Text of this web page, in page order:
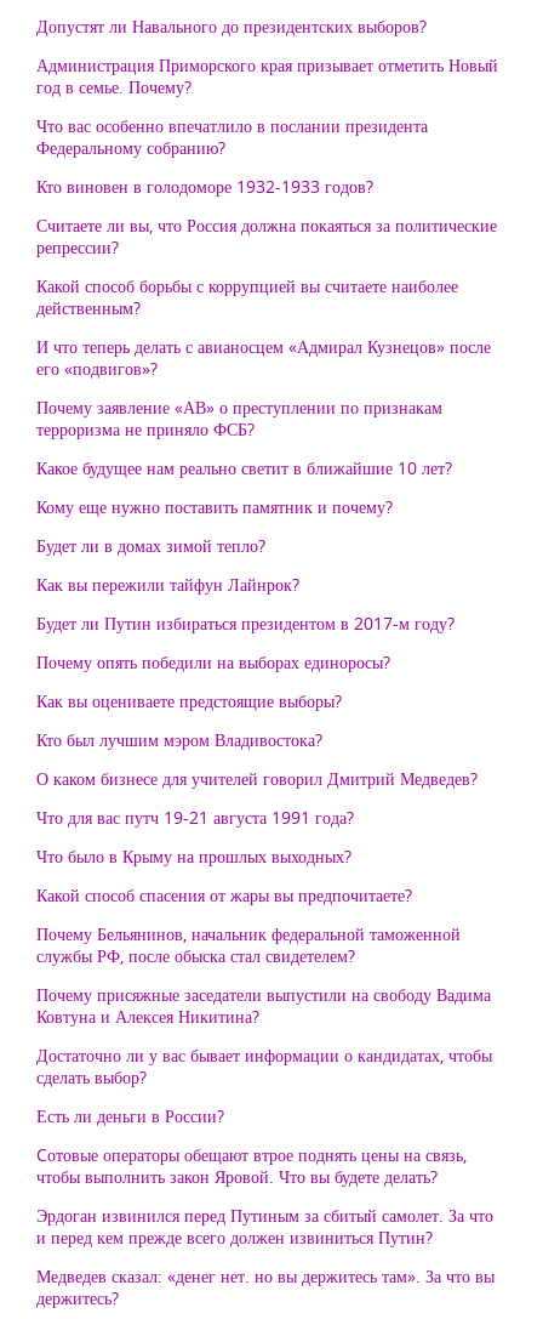
Допустят ли Навального до президентских выборов?
Администрация Приморского края призывает отметить Новый
год в семье. Почему?
Что вас особенно впечатлило в послании президента
Федеральному собранию?
Кто виновен в голодоморе 1932-1933 годов?
Считаете ли вы, что Россия должна покаяться за политические
репрессии?
Какой способ борьбы с коррупцией вы считаете наиболее
действенным?
И что теперь делать с авианосцем «Адмирал Кузнецов» после
его «подвигов»?
Почему заявление «АВ» о преступлении по признакам
терроризма не приняло ФСБ?
Какое будущее нам реально светит в ближайшие 10 лет?
Кому еще нужно поставить памятник и почему?
Будет ли в домах зимой тепло?
Как вы пережили тайфун Лайнрок?
Будет ли Путин избираться президентом в 2017-м году?
Почему опять победили на выборах единоросы?
Как вы оцениваете предстоящие выборы?
Кто был лучшим мэром Владивостока?
О каком бизнесе для учителей говорил Дмитрий Медведев?
Что для вас путч 19-21 августа 1991 года?
Что было в Крыму на прошлых выходных?
Какой способ спасения от жары вы предпочитаете?
Почему Бельянинов, начальник федеральной таможенной
службы РФ, после обыска стал свидетелем?
Почему присяжные заседатели выпустили на свободу Вадима
Ковтуна и Алексея Никитина?
Достаточно ли у вас бывает информации о кандидатах, чтобы
сделать выбор?
Есть ли деньги в России?
Cотовые операторы обещают втрое поднять цены на связь,
чтобы выполнить закон Яровой. Что вы будете делать?
Эрдоган извинился перед Путиным за сбитый самолет. За что
и перед кем прежде всего должен извиниться Путин?
Медведев сказал: «денег нет. но вы держитесь там». За что вы
держитесь?